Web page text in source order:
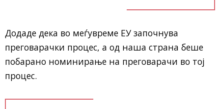
Додаде дека во меѓувреме ЕУ започнува
преговарачки процес, а од наша страна беше
побарано номинирање на преговарачи во тој
процес.